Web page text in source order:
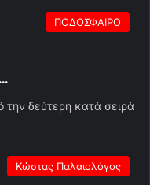
ΠΟΔΟΣΦΑΙΡΟ
δεύτερη κατά σειρά
Κώστας Παλαιολόγος